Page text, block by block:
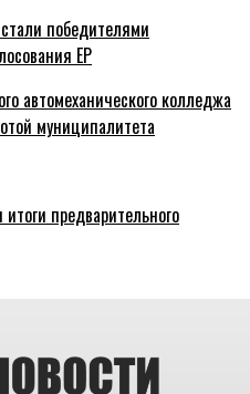
победителями
ЕР
автомеханического колледжа
муниципалитета
предварительного